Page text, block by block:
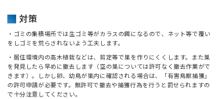
対策
・ゴミの集積場所では生ゴミ等がカラスの餌になるので、ネット等で覆い
をしゴミを荒らされないよう工夫します。
・居住環境内の高木植栽などは、剪定等で巣を作りにくくします。また巣
を発見したら早めに撤去します（空の巣については許可なく撤去作業がで
きます）。しかし卵、幼鳥が巣内に確認される場合は、「有害鳥獣捕獲」
の許可申請が必要です。無許可で撤去や捕獲行為を行うと罰せられますの
で十分注意してください。